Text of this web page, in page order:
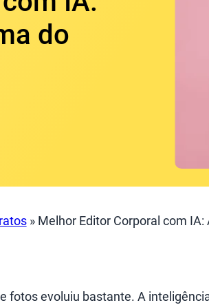
do
» Melhor Editor Corporal com
fotos evoluiu bastante. A